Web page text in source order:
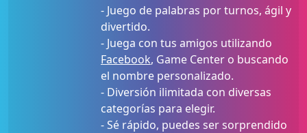
- Juego de palabras por turnos, ágil y
divertido.
- Juega con tus amigos utilizando
Facebook, Game Center o buscando
el nombre personalizado.
- Diversión ilimitada con diversas
categorías para elegir.
- Sé rápido, puedes ser sorprendido